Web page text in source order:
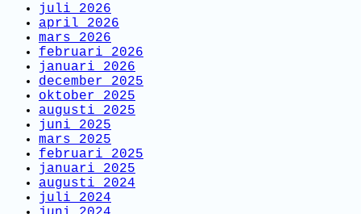
juli 2026
april 2026
mars 2026
februari 2026
januari 2026
december 2025
oktober 2025
augusti 2025
juni 2025
mars 2025
februari 2025
januari 2025
augusti 2024
juli 2024